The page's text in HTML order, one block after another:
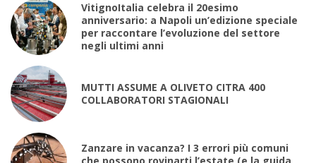
VitignoItalia celebra il 20esimo
anniversario: a Napoli un’edizione speciale
per raccontare l’evoluzione del settore
negli ultimi anni
MUTTI ASSUME A OLIVETO CITRA 400
COLLABORATORI STAGIONALI
Zanzare in vacanza? I 3 errori più comuni